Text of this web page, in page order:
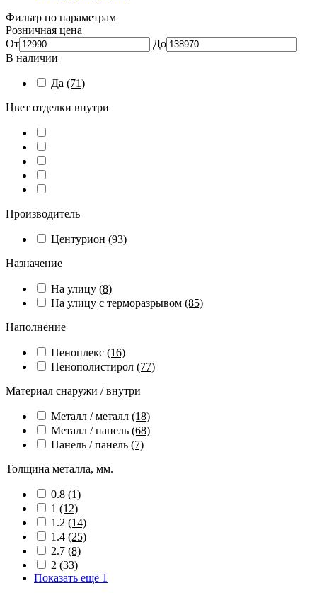
Фильтр по параметрам
Розничная цена
От
До
В наличии
Да (71)
Цвет отделки внутри
Производитель
Центурион (93)
Назначение
На улицу (8)
На улицу с терморазрывом (85)
Наполнение
Пеноплекс (16)
Пенополистирол (77)
Материал снаружи / внутри
Металл / металл (18)
Металл / панель (68)
Панель / панель (7)
Толщина металла, мм.
0.8 (1)
1 (12)
1.2 (14)
1.4 (25)
2.7 (8)
2 (33)
Показать ещё 1